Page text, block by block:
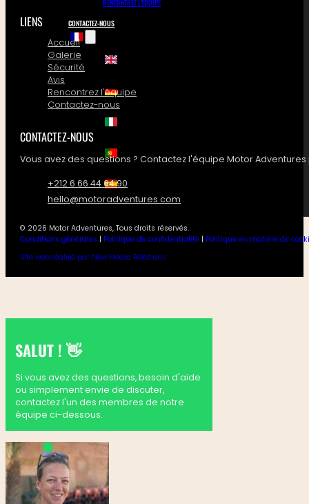
RENCONTREZ L'ÉQUIPE
CONTACTEZ-NOUS
LIENS
Accueil
Galerie
Sécurité
Avis
Rencontrez l'équipe
Contactez-nous
CONTACTEZ-NOUS
Vous avez des questions ? Contactez l'équipe Motor
+212 6 66 44 64 90
hello@motoradventures.com
© 2026 Motor Adventures, Tous droits réservés.
Conditions générales | Politique de confidentialité | Politique en matière de
Site web réalisé par New Media Relations
SALUT ! 👋
Si vous avez des questions, besoin d'aide
ou simplement envie de discuter,
contactez l'un des membres de notre
équipe ci-dessous.